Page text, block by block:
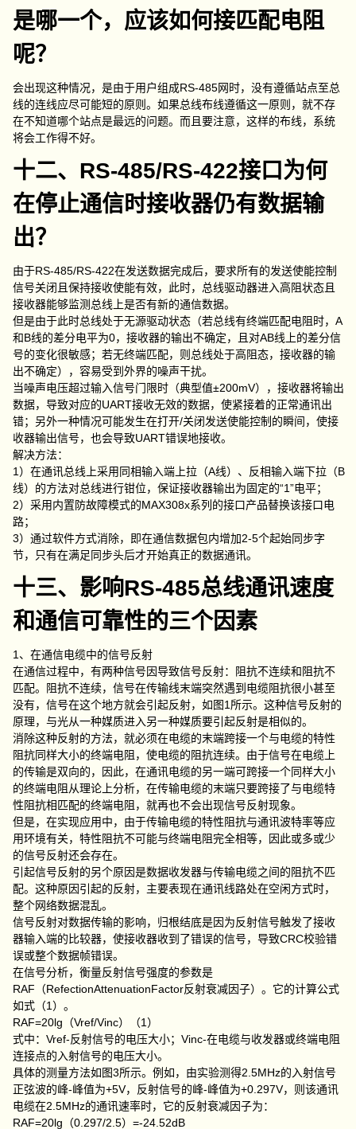
是哪一个，应该如何接匹配电阻
呢？
会出现这种情况，是由于用户组成RS-485网时，没有遵循站点至总
线的连线应尽可能短的原则。如果总线布线遵循这一原则，就不存
在不知道哪个站点是最远的问题。而且要注意，这样的布线，系统
将会工作得不好。
十二、RS-485/RS-422接口为何
在停止通信时接收器仍有数据输
出？
由于RS-485/RS-422在发送数据完成后，要求所有的发送使能控制
信号关闭且保持接收使能有效，此时，总线驱动器进入高阻状态且
接收器能够监测总线上是否有新的通信数据。
但是由于此时总线处于无源驱动状态（若总线有终端匹配电阻时，A
和B线的差分电平为0，接收器的输出不确定，且对AB线上的差分信
号的变化很敏感；若无终端匹配，则总线处于高阻态，接收器的输
出不确定），容易受到外界的噪声干扰。
当噪声电压超过输入信号门限时（典型值±200mV），接收器将输出
数据，导致对应的UART接收无效的数据，使紧接着的正常通讯出
错；另外一种情况可能发生在打开/关闭发送使能控制的瞬间，使接
收器输出信号，也会导致UART错误地接收。
解决方法：
1）在通讯总线上采用同相输入端上拉（A线）、反相输入端下拉（B
线）的方法对总线进行钳位，保证接收器输出为固定的“1”电平；
2）采用内置防故障模式的MAX308x系列的接口产品替换该接口电
路；
3）通过软件方式消除，即在通信数据包内增加2-5个起始同步字
节，只有在满足同步头后才开始真正的数据通讯。
十三、影响RS-485总线通讯速度
和通信可靠性的三个因素
1、在通信电缆中的信号反射
在通信过程中，有两种信号因导致信号反射：阻抗不连续和阻抗不
匹配。阻抗不连续，信号在传输线末端突然遇到电缆阻抗很小甚至
没有，信号在这个地方就会引起反射，如图1所示。这种信号反射的
原理，与光从一种媒质进入另一种媒质要引起反射是相似的。
消除这种反射的方法，就必须在电缆的末端跨接一个与电缆的特性
阻抗同样大小的终端电阻，使电缆的阻抗连续。由于信号在电缆上
的传输是双向的，因此，在通讯电缆的另一端可跨接一个同样大小
的终端电阻从理论上分析，在传输电缆的末端只要跨接了与电缆特
性阻抗相匹配的终端电阻，就再也不会出现信号反射现象。
但是，在实现应用中，由于传输电缆的特性阻抗与通讯波特率等应
用环境有关，特性阻抗不可能与终端电阻完全相等，因此或多或少
的信号反射还会存在。
引起信号反射的另个原因是数据收发器与传输电缆之间的阻抗不匹
配。这种原因引起的反射，主要表现在通讯线路处在空闲方式时，
整个网络数据混乱。
信号反射对数据传输的影响，归根结底是因为反射信号触发了接收
器输入端的比较器，使接收器收到了错误的信号，导致CRC校验错
误或整个数据帧错误。
在信号分析，衡量反射信号强度的参数是
RAF（RefectionAttenuationFactor反射衰减因子）。它的计算公式
如式（1）。
RAF=20lg（Vref/Vinc）（1）
式中：Vref-反射信号的电压大小；Vinc-在电缆与收发器或终端电阻
连接点的入射信号的电压大小。
具体的测量方法如图3所示。例如，由实验测得2.5MHz的入射信号
正弦波的峰-峰值为+5V，反射信号的峰-峰值为+0.297V，则该通讯
电缆在2.5MHz的通讯速率时，它的反射衰减因子为：
RAF=20lg（0.297/2.5）=-24.52dB